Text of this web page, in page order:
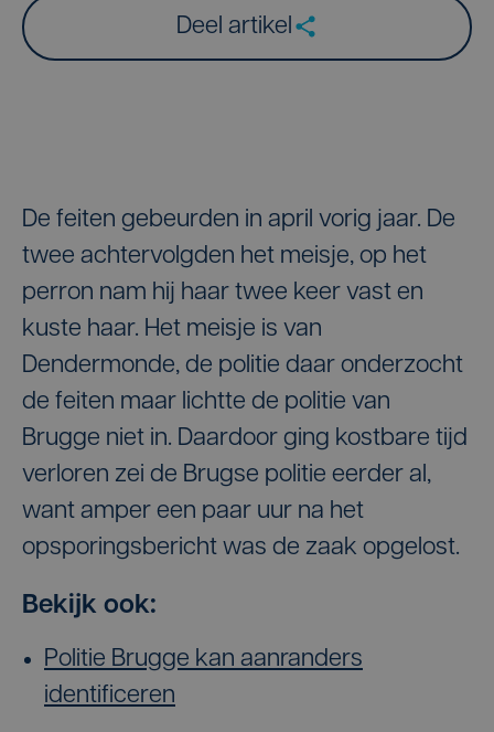
Deel artikel
De feiten gebeurden in april vorig jaar. De
twee achtervolgden het meisje, op het
perron nam hij haar twee keer vast en
kuste haar. Het meisje is van
Dendermonde, de politie daar onderzocht
de feiten maar lichtte de politie van
Brugge niet in. Daardoor ging kostbare tijd
verloren zei de Brugse politie eerder al,
want amper een paar uur na het
opsporingsbericht was de zaak opgelost.
Bekijk ook:
Politie Brugge kan aanranders
identificeren